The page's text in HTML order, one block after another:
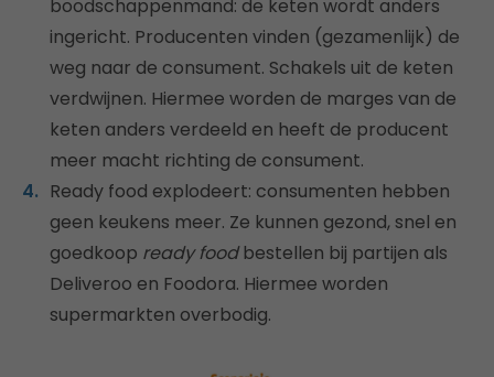
boodschappenmand: de keten wordt anders
ingericht. Producenten vinden (gezamenlijk) de
weg naar de consument. Schakels uit de keten
verdwijnen. Hiermee worden de marges van de
keten anders verdeeld en heeft de producent
meer macht richting de consument.
Ready food explodeert: consumenten hebben
geen keukens meer. Ze kunnen gezond, snel en
goedkoop ready foodbestellen bij partijen als
Deliveroo en Foodora. Hiermee worden
supermarkten overbodig.